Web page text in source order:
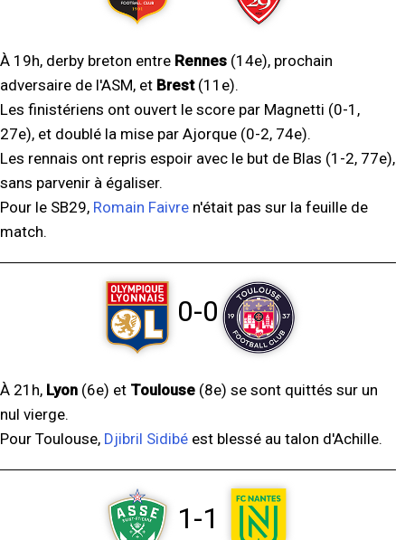
À 19h, derby breton entre Rennes (14e), prochain
adversaire de l'ASM, et Brest(11e).
Les finistériens ont ouvert le score par Magnetti (0-1,
27e), et doublé la mise par Ajorque (0-2, 74e).
Les rennais ont repris espoir avec le but de Blas (1-2, 77e),
sans parvenir à égaliser.
Pour le SB29, Romain Faivre n'était pas sur la feuille de
match.
0-0
À 21h, Lyon (6e) et Toulouse (8e) se sont quittés sur un
nul vierge.
Pour Toulouse, Djibril Sidibé est blessé au talon d'Achille.
1-1